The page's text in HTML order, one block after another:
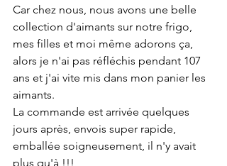
Car chez nous, nous avons une belle
collection d'aimants sur notre frigo,
mes filles et moi même adorons ça,
alors je n'ai pas réfléchis pendant 107
ans et j'ai vite mis dans mon panier les
aimants.
La commande est arrivée quelques
jours après, envois super rapide,
emballée soigneusement, il n'y avait
plus qu'à !!!